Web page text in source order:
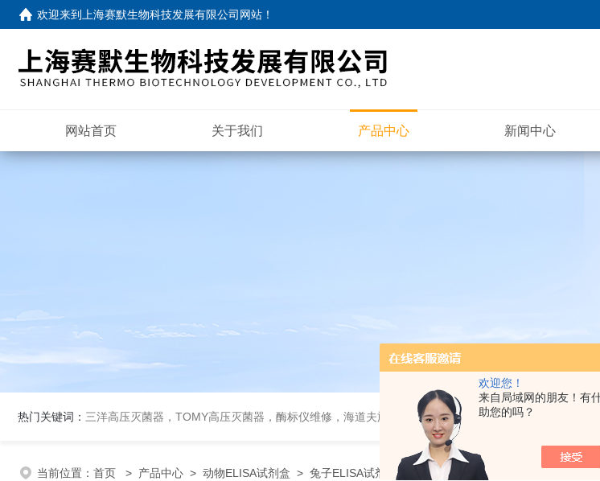
欢迎您！
来自局域网的朋友！有
助您的吗？
欢迎来到 上海赛默生物科技发展有限公司网站 ！
网站首页 关于我们 产品中心 新闻中心
热门关键词： 三洋高压灭菌器，TOMY高压灭菌器，酶标仪维修，海道夫旋转蒸发仪
当前位置： 首页 > 产品中心 > 动物ELISA试剂盒 > 兔子ELISA试剂盒> 兔子表皮生长因子（EGF）ELISA 试